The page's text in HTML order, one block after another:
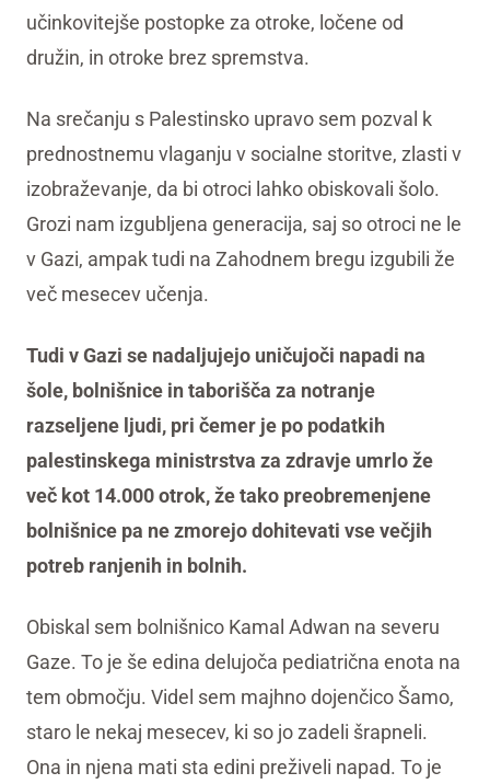
učinkovitejše postopke za otroke, ločene od
družin, in otroke brez spremstva.
Na srečanju s Palestinsko upravo sem pozval k
prednostnemu vlaganju v socialne storitve, zlasti v
izobraževanje, da bi otroci lahko obiskovali šolo.
Grozi nam izgubljena generacija, saj so otroci ne le
v Gazi, ampak tudi na Zahodnem bregu izgubili že
več mesecev učenja.
Tudi v Gazi se nadaljujejo uničujoči napadi na
šole, bolnišnice in taborišča za notranje
razseljene ljudi, pri čemer je po podatkih
palestinskega ministrstva za zdravje umrlo že
več kot 14.000 otrok, že tako preobremenjene
bolnišnice pa ne zmorejo dohitevati vse večjih
potreb ranjenih in bolnih.
Obiskal sem bolnišnico Kamal Adwan na severu
Gaze. To je še edina delujoča pediatrična enota na
tem območju. Videl sem majhno dojenčico Šamo,
staro le nekaj mesecev, ki so jo zadeli šrapneli.
Ona in njena mati sta edini preživeli napad. To je